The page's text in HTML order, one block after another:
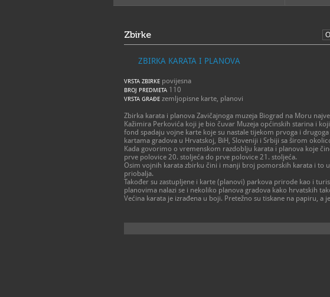
Zbirke
ZBIRKA KARATA I PLANOVA
VRSTA ZBIRKE povijesna
BROJ PREDMETA 110
VRSTA GRAĐE zemljopisne karte, planovi
Zbirka karata i planova Zavičajnoga muzeja Biograd na Moru
Kažimira Perkovića koji je bio čuvar Muzeja općinskih starina i
fond spadaju vojne karte koje su nastale tijekom prvoga i
kartama gradova u Hrvatskoj, BiH, Sloveniji i Srbiji sa širom
Kada govorimo o vremenskom razdoblju karata i planova koje
prve polovice 20. stoljeća do prve polovice 21. stoljeća.
Osim vojnih karata zbirku čini i manji broj pomorskih karata i to
priobalja.
Također su zastupljene i karte (planovi) parkova prirode kao i
planovima nalazi se i nekoliko planova gradova kako hrvatskih
Većina karata je izrađena u boji. Pretežno su tiskane na papiru, a